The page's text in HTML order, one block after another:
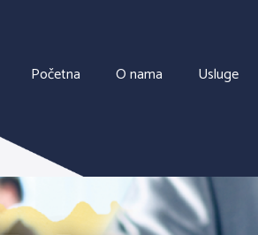
Početna O nama Usluge